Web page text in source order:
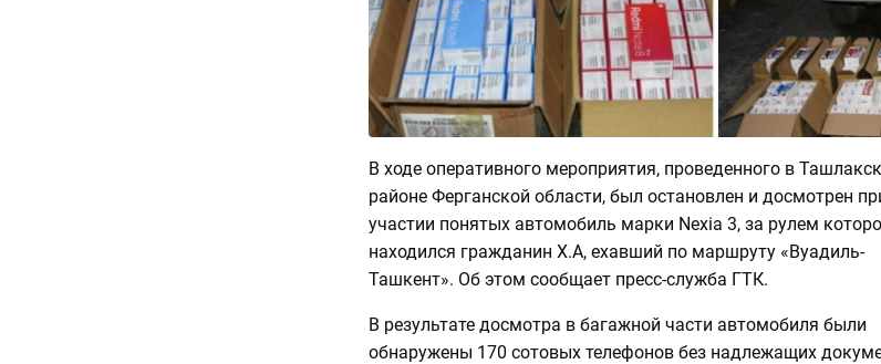
В ходе оперативного мероприятия, проведенного в
районе Ферганской области, был остановлен и досмотрен
участии понятых автомобиль марки Nexia 3, за рулем
находился гражданин Х.А, ехавший по маршруту «Вуадиль-
Ташкент». Об этом сообщает пресс-служба ГТК.
В результате досмотра в багажной части автомобиля были
обнаружены 170 сотовых телефонов без надлежащих